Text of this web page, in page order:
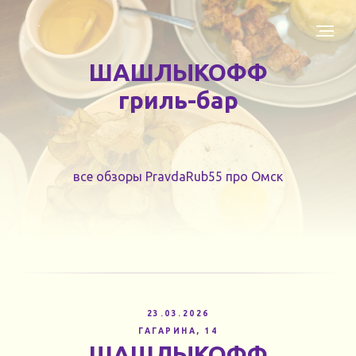
ШАШЛЫКОФФ
гриль-бар
все обзоры PravdaRub55 про Омск
23.03.2026
ГАГАРИНА, 14